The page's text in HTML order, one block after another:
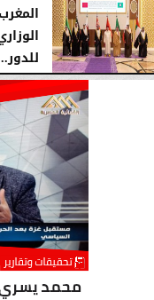
الجمعة، 13 مارس 2026 12:39 مـ